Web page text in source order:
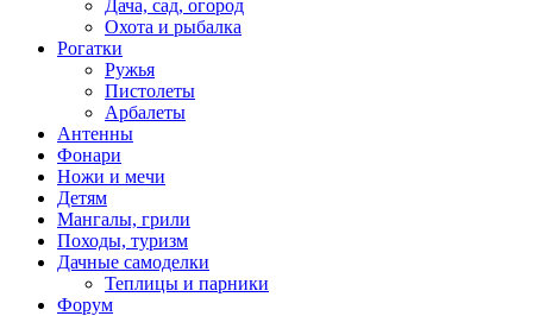
Дача, сад, огород
Охота и рыбалка
Рогатки
Ружья
Пистолеты
Арбалеты
Антенны
Фонари
Ножи и мечи
Детям
Мангалы, грили
Походы, туризм
Дачные самоделки
Теплицы и парники
Форум